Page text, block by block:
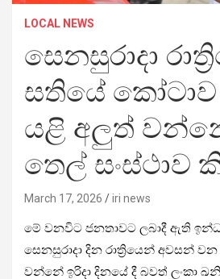
LOCAL NEWS
සෙනසුරාදා
සතියේ
යළි අලුත් වන්නේ
තෙල් සංස්ථාව
March 17, 2026 iri news
මේ වනවිට ජනතාවට ලබාදී ඇති
සෙනසුරාදා දින රාත්‍රියෙන් අවසන්
වන්නේ ඉරිදා දිනයේ දී බවත් ලංකා